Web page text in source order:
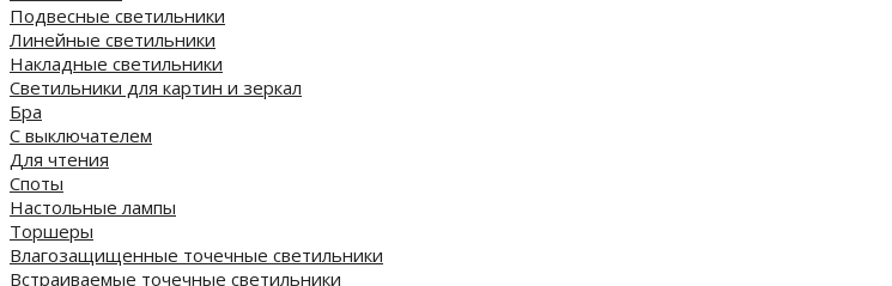
Подвесные светильники
Линейные светильники
Накладные светильники
Светильники для картин и зеркал
Бра
С выключателем
Для чтения
Споты
Настольные лампы
Торшеры
Влагозащищенные точечные светильники
Встраиваемые точечные светильники